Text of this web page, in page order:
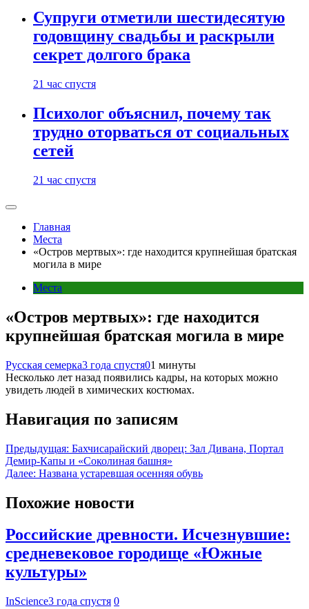
Супруги отметили шестидесятую
годовщину свадьбы и раскрыли
секрет долгого брака
21 час спустя
Психолог объяснил, почему так
трудно оторваться от социальных
сетей
21 час спустя
Главная
Места
«Остров мертвых»: где находится крупнейшая братская
могила в мире
Места
«Остров мертвых»: где находится
крупнейшая братская могила в мире
Русская семерка3 года спустя01 минуты
Несколько лет назад появились кадры, на которых можно
увидеть людей в химических костюмах.
Навигация по записям
Предыдущая: Бахчисарайский дворец: Зал Дивана, Портал
Демир-Капы и «Соколиная башня»
Далее: Названа устаревшая осенняя обувь
Похожие новости
Российские древности. Исчезнувшие:
средневековое городище «Южные
культуры»
InScience3 года спустя 0